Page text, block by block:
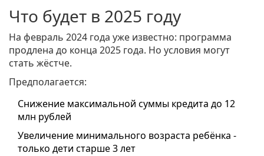
Что будет в 2025 году
На февраль 2024 года уже известно: программа
продлена до конца 2025 года. Но условия могут
стать жёстче.
Предполагается:
Снижение максимальной суммы кредита до 12
млн рублей
Увеличение минимального возраста ребёнка -
только дети старше 3 лет